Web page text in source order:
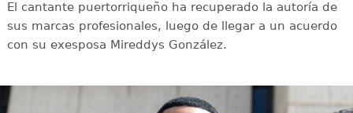
El cantante puertorriqueño ha recuperado la autoría de
sus marcas profesionales, luego de llegar a un acuerdo
con su exesposa Mireddys González.